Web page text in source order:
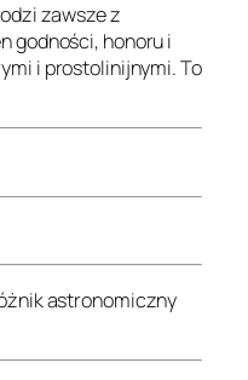
zawsze z
godności, honoru i
i prostolinijnymi. To
astronomiczny